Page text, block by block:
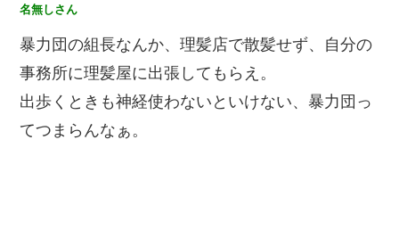
名無しさん
暴力団の組長なんか、理髪店で散髪せず、自分の
事務所に理髪屋に出張してもらえ。
出歩くときも神経使わないといけない、暴力団っ
てつまらんなぁ。